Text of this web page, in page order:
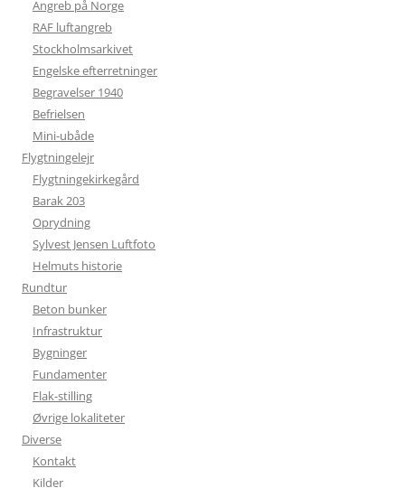
Angreb på Norge
RAF luftangreb
Stockholmsarkivet
Engelske efterretninger
Begravelser 1940
Befrielsen
Mini-ubåde
Flygtningelejr
Flygtningekirkegård
Barak 203
Oprydning
Sylvest Jensen Luftfoto
Helmuts historie
Rundtur
Beton bunker
Infrastruktur
Bygninger
Fundamenter
Flak-stilling
Øvrige lokaliteter
Diverse
Kontakt
Kilder